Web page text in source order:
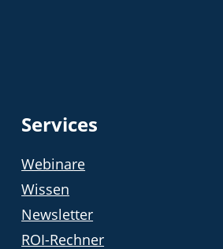
Services
Webinare
Wissen
Newsletter
ROI-Rechner